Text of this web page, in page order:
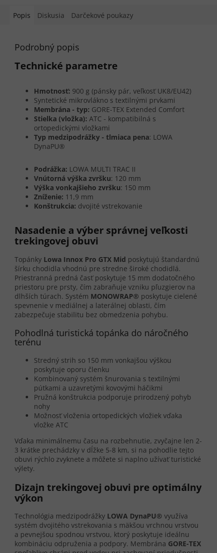
Popis Diskusia Darčekové poukazy
Podrobný popis
Technické parametre
Hmotnosť: 900 g (pánsky pár, veľkosť UK8/EU42)
Syntetické mikrovlákno s textilnými prvkami
Membrána - typ: GORE-TEX Extended Comfort
Stielka (vložka): ATC - kompatibilná s
ortopedickými vložkami
Typ medzipodrážky - tlmiaca pena: LOWA
DynaPU®
Podrážka: LOWA MULTI TRAC II
Vnútorná výška zvršku: 120 mm
Výška vonkajšieho zvršku: 150 mm
Zníženie: 11,9 mm
Konštrukcia: dvojité vstrekovanie
Nasadenie a výber správnej veľkosti
trekingovej obuvi
Topánky Lowa Innox Pro GTX Mid poskytujú štandardnú
šírku chodidla vhodnú pre stredne široké chodidlá.
Priestranná predná časť poskytuje 15 mm dodatočného
priestoru pre prsty, čím zabraňuje vzniku pľuzgierov na
dlhších túrach. Systém MONOWRAP® poskytuje cielené
spevnenie v mediálnej a laterálnej oblasti, čím
zabezpečuje stabilitu bez obmedzenia pohybu.
Pohodlná turistická topánka do náročného
terénu
Stredný strih so 150 mm vonkajšou výškou
poskytuje oporu členku
Kombinovaný systém šnurovania s textilnými
pútkami a uzavretými kovovými háčikmi
Pružná konštrukcia podporuje prirodzený pohyb
nohy
Možnosť vloženia ortopedických vložiek vďaka
vložke ATC
Vďaka minimálnemu času na rozbehnutie, zvyčajne len 2-
3 krátke prechádzky v dĺžke 5-8 km, si na pohodlie tejto
obuvi rýchlo zvyknete a môžete si naplno užívať turistické
výlety.
Dizajn trekingovej obuvi pre optimálny
výkon
Technológia medzipodrážky LOWA DynaPU® využíva
systém dvojitého vstrekovania s mäkšou vrchnou vrstvou
a pevnejšou spodnou vrstvou, ktorý poskytuje ideálnu
kombináciu odpruženia a podpory. Membrána GORE-TEX